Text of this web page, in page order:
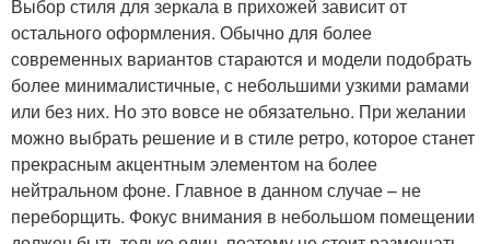
Выбор стиля для зеркала в прихожей зависит от
остального оформления. Обычно для более
современных вариантов стараются и модели подобрать
более минималистичные, с небольшими узкими рамами
или без них. Но это вовсе не обязательно. При желании
можно выбрать решение и в стиле ретро, которое станет
прекрасным акцентным элементом на более
нейтральном фоне. Главное в данном случае – не
переборщить. Фокус внимания в небольшом помещении